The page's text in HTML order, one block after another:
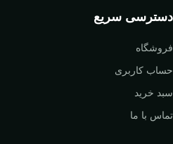
دسترسی سریع
فروشگاه
حساب کاربری
سبد خرید
تماس با ما